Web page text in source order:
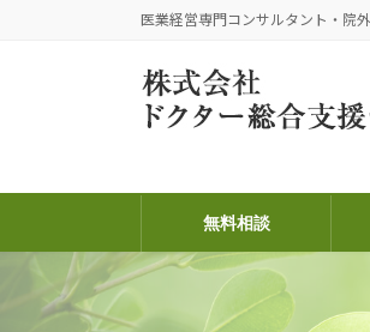
医業経営専門コンサルタント・院
無料相談